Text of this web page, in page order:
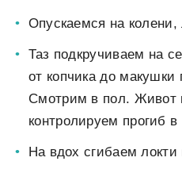
Опускаемся на
Таз подкручиваем на
от копчика до
Смотрим в пол. Живот
контролируем прогиб
На вдох сгибаем локти